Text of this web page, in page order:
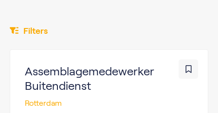
Filters
Assemblagemedewerker
Buitendienst
Rotterdam